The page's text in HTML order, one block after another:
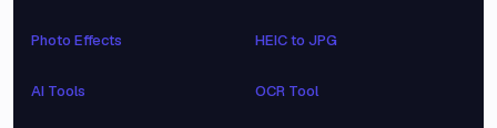
Photo Effects
AI Tools
HEIC to JPG
OCR Tool